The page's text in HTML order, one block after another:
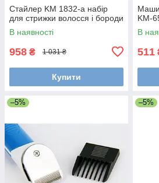
Стайлер KM 1832-a набір
для стрижки волосся і бороди
В наявності
958 ₴ 1 031 ₴
Купити
KM-
В
511
–5% –5%